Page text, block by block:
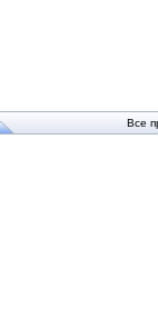
Все